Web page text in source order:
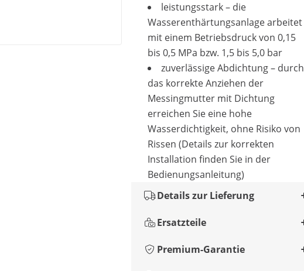
leistungsstark – die
Wasserenthärtungsanlage arbeitet
mit einem Betriebsdruck von 0,15
bis 0,5 MPa bzw. 1,5 bis 5,0 bar
zuverlässige Abdichtung – durch
das korrekte Anziehen der
Messingmutter mit Dichtung
erreichen Sie eine hohe
Wasserdichtigkeit, ohne Risiko von
Rissen (Details zur korrekten
Installation finden Sie in der
Bedienungsanleitung)
Details zur Lieferung
Ersatzteile
Premium-Garantie